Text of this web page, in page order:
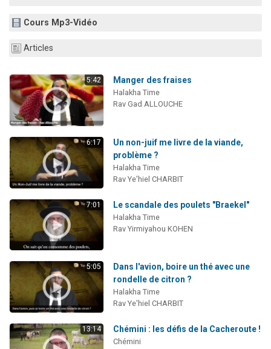
Eva vient de donner son Maasser
Cours Mp3-Vidéo
Articles
5:42 Manger des fraises
Halakha Time
Rav Gad ALLOUCHE
6:17
Un non-juif me livre de la viande,
problème ?
Halakha Time
Rav Ye'hiel CHARBIT
7:01 Le scandale des poulets "Braekel"
Halakha Time
Rav Yirmiyahou KOHEN
5:05
Dans l'avion, boire un thé avec une
rondelle de citron ?
Halakha Time
Rav Ye'hiel CHARBIT
13:14 Chémini : les défis de la Cacheroute !
Chémini